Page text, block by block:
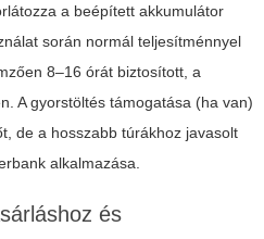
a beépített akkumulátor
során normál teljesítménnyel
8–16 órát biztosított, a
A gyorstöltés támogatása (ha van)
de a hosszabb túrákhoz javasolt
alkalmazása.
és